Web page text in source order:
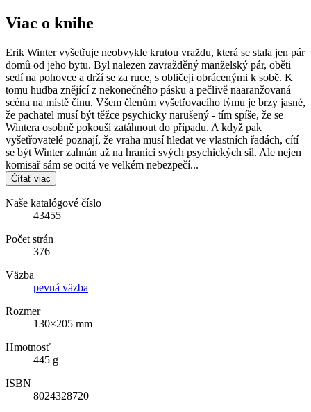
Viac o knihe
Erik Winter vyšetřuje neobvykle krutou vraždu, která se stala jen pár
domů od jeho bytu. Byl nalezen zavražděný manželský pár, oběti
sedí na pohovce a drží se za ruce, s obličeji obrácenými k sobě. K
tomu hudba znějící z nekonečného pásku a pečlivě naaranžovaná
scéna na místě činu. Všem členům vyšetřovacího týmu je brzy jasné,
že pachatel musí být těžce psychicky narušený - tím spíše, že se
Wintera osobně pokouší zatáhnout do případu. A když pak
vyšetřovatelé poznají, že vraha musí hledat ve vlastních řadách, cítí
se být Winter zahnán až na hranici svých psychických sil. Ale nejen
komisař sám se ocitá ve velkém nebezpečí...
Čítať viac
Naše katalógové číslo
43455
Počet strán
376
Väzba
pevná väzba
Rozmer
130×205 mm
Hmotnosť
445 g
ISBN
8024328720